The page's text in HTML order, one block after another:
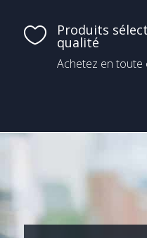
 Produits
qualité
Achetez en toute